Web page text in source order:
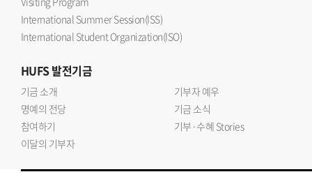
International Summer Session(ISS)
International Student Organization(ISO)
HUFS발전기금
기금 소개
기부자 예우
명예의 전당
기금 소식
참여하기
기부·수혜 Stories
이달의 기부자